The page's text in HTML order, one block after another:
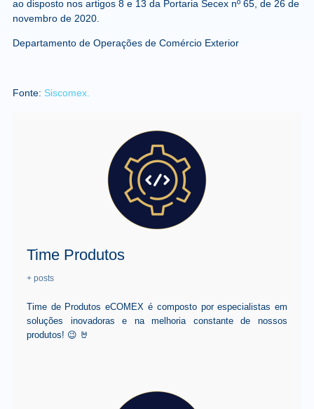
ao disposto nos artigos 8 e 13 da Portaria Secex nº 65, de 26 de
novembro de 2020.
Departamento de Operações de Comércio Exterior
Fonte: Siscomex.
Time Produtos
+ posts
Time de Produtos eCOMEX é composto por especialistas em
soluções inovadoras e na melhoria constante de nossos
produtos! 😉 🤘